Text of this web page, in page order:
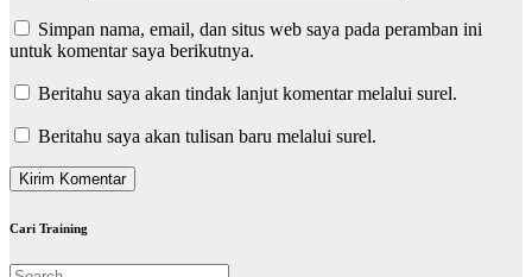
Simpan nama, email, dan situs web saya pada peramban ini
untuk komentar saya berikutnya.
Beritahu saya akan tindak lanjut komentar melalui surel.
Beritahu saya akan tulisan baru melalui surel.
Cari Training